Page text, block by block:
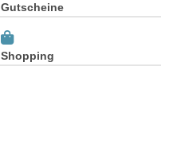
Gutscheine
Shopping